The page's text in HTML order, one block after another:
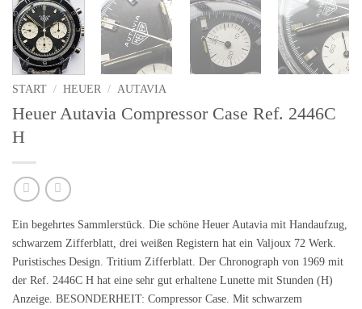
START / HEUER / AUTAVIA
Heuer Autavia Compressor Case Ref. 2446C
H
Ein begehrtes Sammlerstück. Die schöne Heuer Autavia mit Handaufzug,
schwarzem Zifferblatt, drei weißen Registern hat ein Valjoux 72 Werk.
Puristisches Design. Tritium Zifferblatt . Der Chronograph von 1969 mit
der Ref. 2446C H hat eine sehr gut erhaltene Lunette mit Stunden (H)
Anzeige. BESONDERHEIT: Compressor Case . Mit schwarzem